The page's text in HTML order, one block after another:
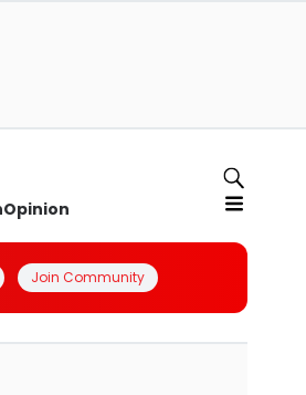
Opinion
Join Community